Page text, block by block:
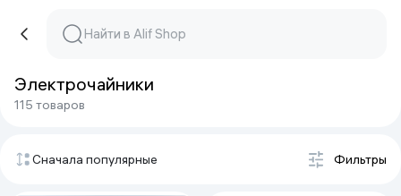
Электрочайники
115 товаров
Сначала популярные Фильтры